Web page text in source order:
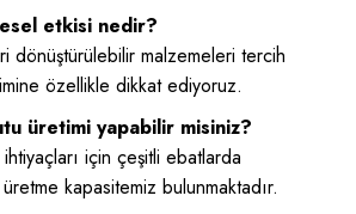
etkisi nedir?
dönüştürülebilir malzemeleri tercih
özellikle dikkat ediyoruz.
üretimi yapabilir misiniz?
için çeşitli ebatlarda
kapasitemiz bulunmaktadır.